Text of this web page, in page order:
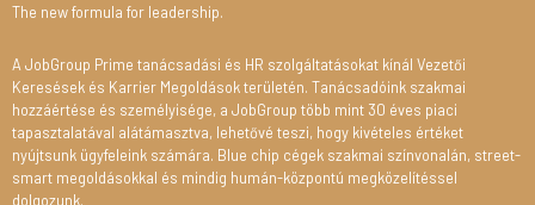
The new formula for leadership.
A JobGroup Prime tanácsadási és HR szolgáltatásokat kínál Vezetői
Keresések és Karrier Megoldások területén. Tanácsadóink szakmai
hozzáértése és személyisége, a JobGroup több mint 30 éves piaci
tapasztalatával alátámasztva, lehetővé teszi, hogy kivételes értéket
nyújtsunk ügyfeleink számára. Blue chip cégek szakmai színvonalán, street-
smart megoldásokkal és mindig humán-központú megközelítéssel
dolgozunk.